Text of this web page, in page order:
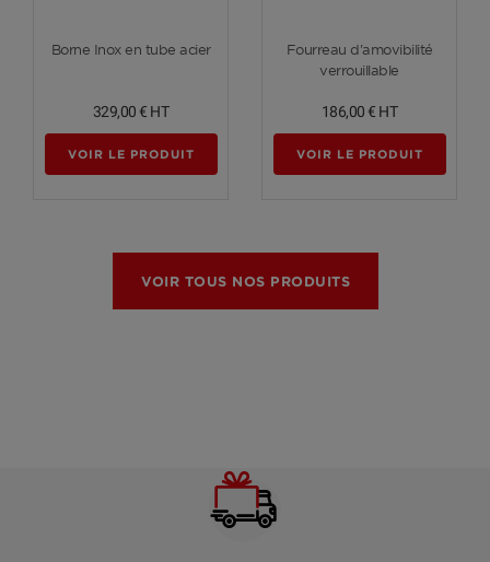
Voir plus
Borne Inox en tube acier
329,00 € HT
VOIR LE PRODUIT
Voir plus
Fourreau d'amovibilité
verrouillable
186,00 € HT
VOIR LE PRODUIT
VOIR TOUS NOS PRODUITS